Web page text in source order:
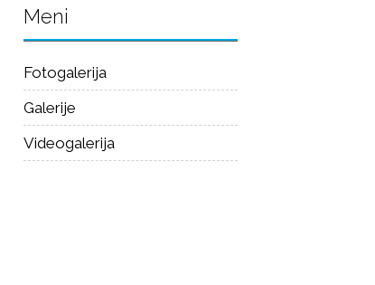
Meni
Fotogalerija
Galerije
Videogalerija